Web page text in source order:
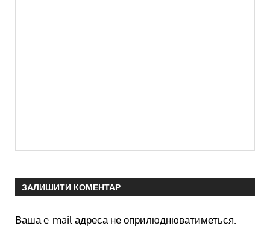
ЗАЛИШИТИ КОМЕНТАР
Ваша e-mail адреса не оприлюднюватиметься.